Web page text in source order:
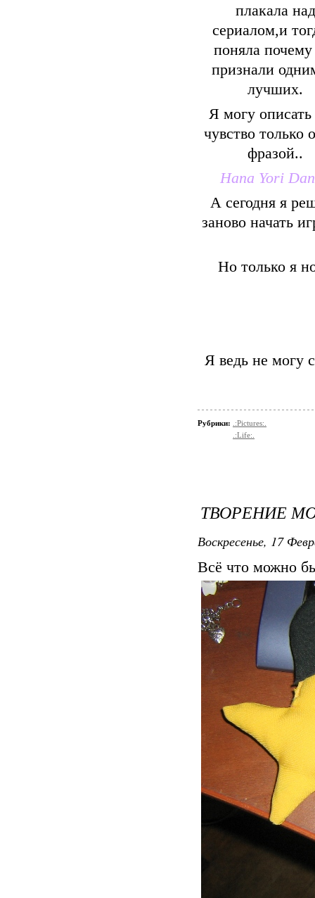
плакала над
сериалом,и
поняла почему
признали
лучших.
Я могу
чувство только
фразой..
Hana Yori
А сегодня я
заново начать
Но только я
Я ведь не могу
Рубрики:
.:Pictures:.
.:Life:.
ТВОРЕНИЕ
Воскресенье, 17
Всё что можно